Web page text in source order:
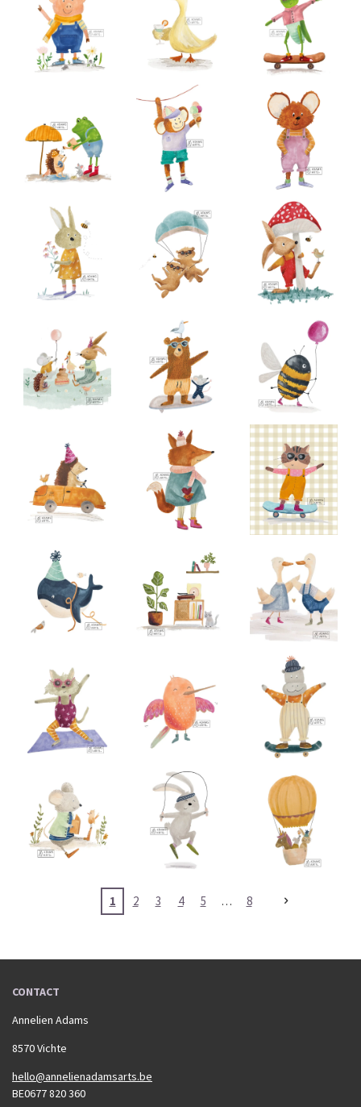
1 2 3 4 5 8
CONTACT
Annelien Adams
8570 Vichte
hello@annelienadamsarts.be
BE0677 820 360